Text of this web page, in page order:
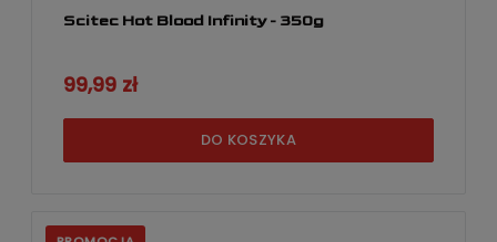
Scitec Hot Blood Infinity - 350g
99,99 zł
DO KOSZYKA